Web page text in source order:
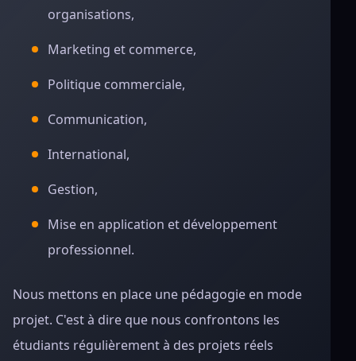
organisations,
Marketing et commerce,
Politique commerciale,
Communication,
International,
Gestion,
Mise en application et développement
professionnel.
Nous mettons en place une pédagogie en mode
projet. C'est à dire que nous confrontons les
étudiants régulièrement à des projets réels